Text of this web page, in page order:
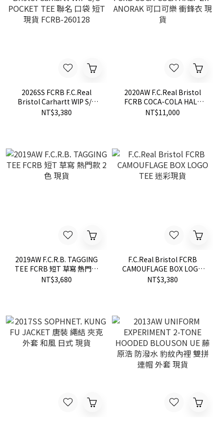
2026SS FCRB F.C.Real
Bristol Carhartt WIP S/S
POCKET TEE 聯名 口袋 短T
NT$3,380
2020AW F.C.Real Bristol
FCRB COCA-COLA HALF
ZIP ANORAK 可口可樂 衝鋒
NT$11,000
2019AW F.C.R.B. TAGGING
TEE FCRB 短T 草寫 熱門款
2色 現貨
NT$3,680
F.C.Real Bristol FCRB
CAMOUFLAGE BOX LOGO
TEE 迷彩現貨
NT$3,380